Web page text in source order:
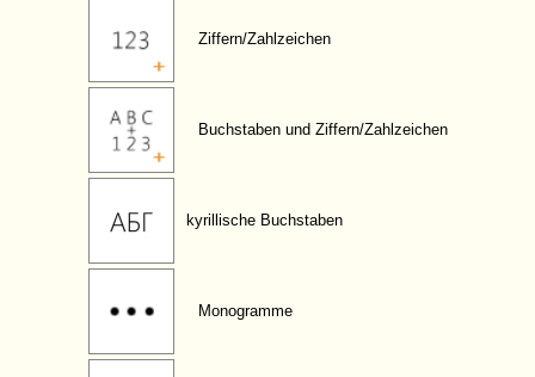
Ziffern/Zahlzeichen
Buchstaben und Ziffern/Zahlzeichen
kyrillische Buchstaben
Monogramme